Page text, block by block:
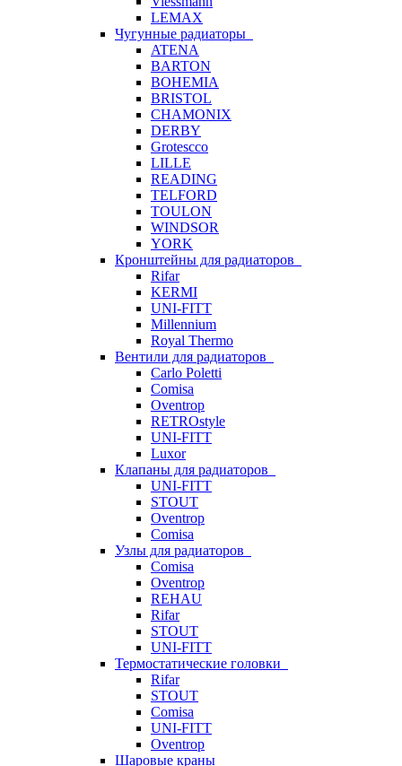
LEMAX
Чугунные радиаторы
ATENA
BARTON
BOHEMIA
BRISTOL
CHAMONIX
DERBY
Grotescco
LILLE
READING
TELFORD
TOULON
WINDSOR
YORK
Кронштейны для радиаторов
Rifar
KERMI
UNI-FITT
Millennium
Royal Thermo
Вентили для радиаторов
Carlo Poletti
Comisa
Oventrop
RETROstyle
UNI-FITT
Luxor
Клапаны для радиаторов
UNI-FITT
STOUT
Oventrop
Comisa
Узлы для радиаторов
Comisa
Oventrop
REHAU
Rifar
STOUT
UNI-FITT
Термостатические головки
Rifar
STOUT
Comisa
UNI-FITT
Oventrop
Шаровые краны